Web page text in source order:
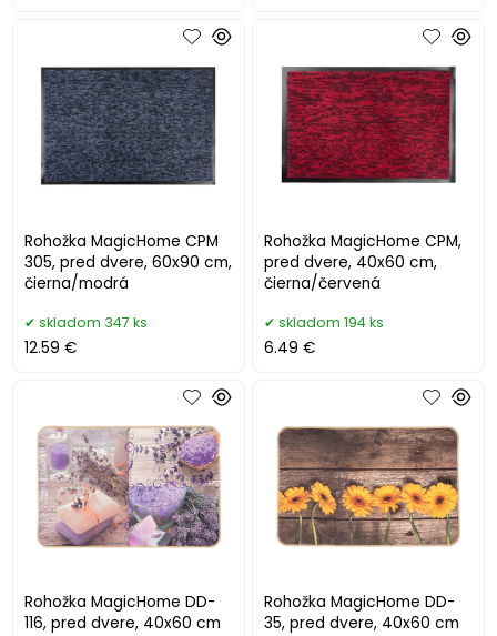
Rohožka MagicHome CPM
305, pred dvere, 60x90 cm,
čierna/modrá
skladom 347 ks
12.59 €
Rohožka MagicHome CPM,
pred dvere, 40x60 cm,
čierna/červená
skladom 194 ks
6.49 €
Rohožka MagicHome DD-
116, pred dvere, 40x60 cm
Rohožka MagicHome DD-
35, pred dvere, 40x60 cm